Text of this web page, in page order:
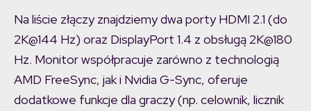
Na liście złączy znajdziemy dwa porty HDMI 2.1 (do
2K@144 Hz) oraz DisplayPort 1.4 z obsługą 2K@180
Hz. Monitor współpracuje zarówno z technologią
AMD FreeSync, jak i Nvidia G-Sync, oferuje
dodatkowe funkcje dla graczy (np. celownik, licznik